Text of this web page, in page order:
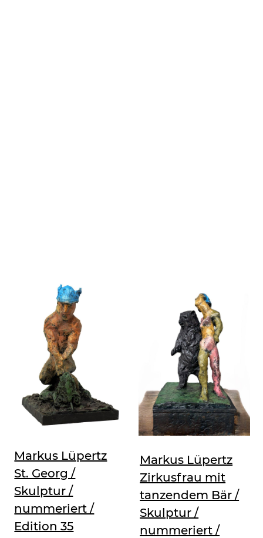
Markus Lüpertz
St. Georg /
Skulptur /
nummeriert /
Edition 35
Markus Lüpertz
Zirkusfrau mit
tanzendem Bär /
Skulptur /
nummeriert /